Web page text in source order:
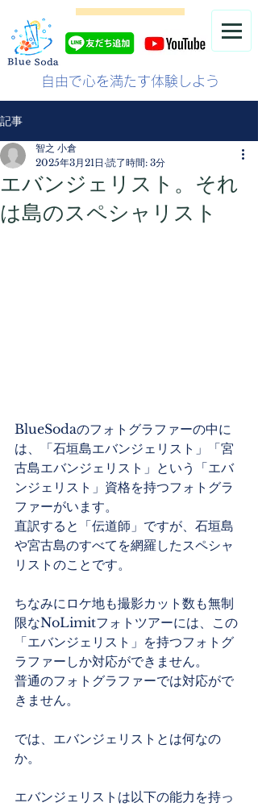
自由で心を満たす体験しよう
記事
エバンジェリスト。それ
は島のスペシャリスト
智之 小倉
2025年3月21日 読了時間: 3分
BlueSodaのフォトグラファーの中に
は、「石垣島エバンジェリスト」「宮
古島エバンジェリスト」という「エバ
ンジェリスト」資格を持つフォトグラ
ファーがいます。
直訳すると「伝道師」ですが、石垣島
や宮古島のすべてを網羅したスペシャ
リストのことです。
ちなみにロケ地も撮影カット数も無制
限なNoLimitフォトツアーには、この
「エバンジェリスト」を持つフォトグ
ラファーしか対応ができません。
普通のフォトグラファーでは対応がで
きません。
では、エバンジェリストとは何なの
か。
エバンジェリストは以下の能力を持っ